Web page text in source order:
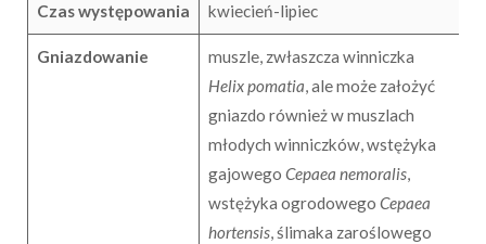
Czas występowania kwiecień-lipiec
Gniazdowanie
muszle, zwłaszcza winniczka
Helix pomatia, ale może założyć
gniazdo również w muszlach
młodych winniczków, wstężyka
gajowego Cepaea nemoralis,
wstężyka ogrodowego Cepaea
hortensis, ślimaka zaroślowego